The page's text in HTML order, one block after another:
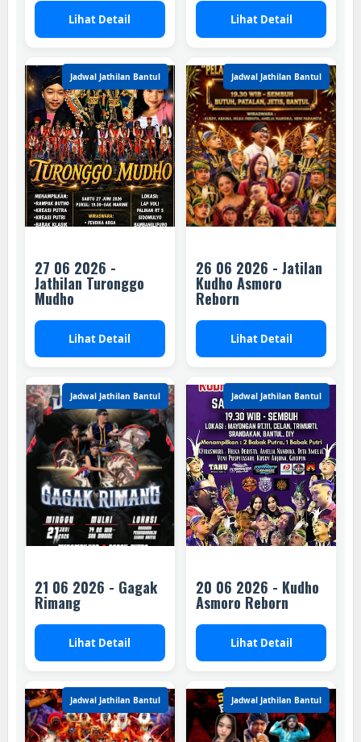
Lihat Detail Lihat Detail
Jadwal Jathilan Bantul
27 06 2026 -
Jathilan Turonggo
Mudho
Lihat Detail
Jadwal Jathilan Bantul
26 06 2026 - Jatilan
Kudho Asmoro
Reborn
Lihat Detail
Jadwal Jathilan Bantul
21 06 2026 - Gagak
Rimang
Lihat Detail
Jadwal Jathilan Bantul
20 06 2026 - Kudho
Asmoro Reborn
Lihat Detail
Jadwal Jathilan Bantul Jadwal Jathilan Bantul